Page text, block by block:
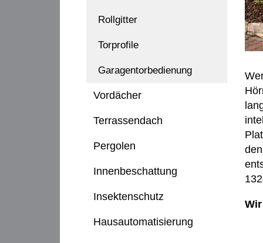
Rollgitter
Torprofile
Garagentorbedienung
Vordächer
Terrassendach
Pergolen
Innenbeschattung
Insektenschutz
Hausautomatisierung